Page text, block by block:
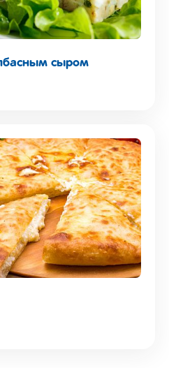
сыром